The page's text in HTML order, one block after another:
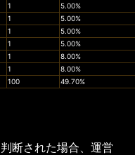
1
5.00%
1
5.00%
1
5.00%
1
5.00%
1
8.00%
1
8.00%
100 49.70%
断された場合、運営